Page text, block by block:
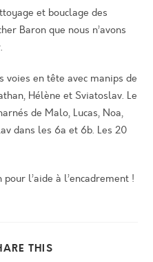
et bouclage des
Baron que nous n’avons
en tête avec manips de
Hélène et Sviatoslav. Le
de Malo, Lucas, Noa,
dans les 6a et 6b. Les 20
l’aide à l’encadrement !
THIS